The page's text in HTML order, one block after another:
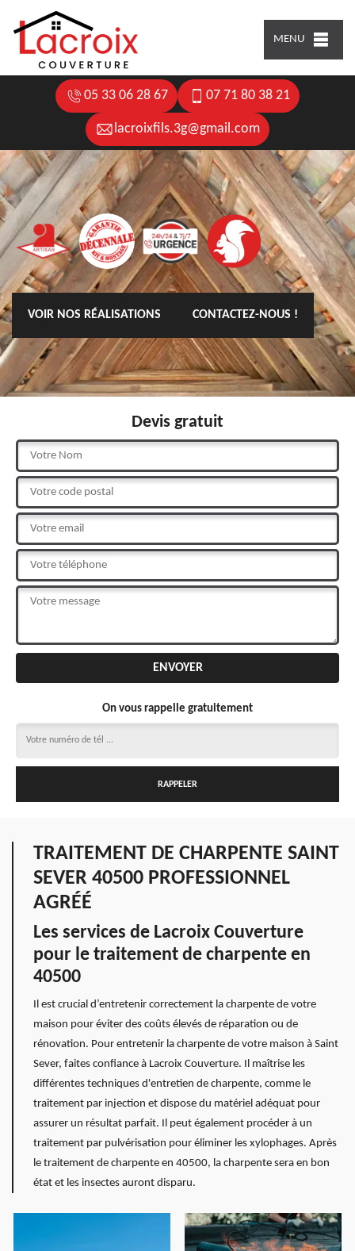
MENU
05 33 06 28 67 07 71 80 38 21
lacroixfils.3g@gmail.com
VOIR NOS RÉALISATIONS CONTACTEZ-NOUS !
Devis gratuit
On vous rappelle gratuitement
TRAITEMENT DE CHARPENTE SAINT
SEVER 40500 PROFESSIONNEL
AGRÉÉ
Les services de Lacroix Couverture
pour le traitement de charpente en
40500
Il est crucial d’entretenir correctement la charpente de votre
maison pour éviter des coûts élevés de réparation ou de
rénovation. Pour entretenir la charpente de votre maison à Saint
Sever, faites confiance à Lacroix Couverture. Il maîtrise les
différentes techniques d'entretien de charpente, comme le
traitement par injection et dispose du matériel adéquat pour
assurer un résultat parfait. Il peut également procéder à un
traitement par pulvérisation pour éliminer les xylophages. Après
le traitement de charpente en 40500, la charpente sera en bon
état et les insectes auront disparu.